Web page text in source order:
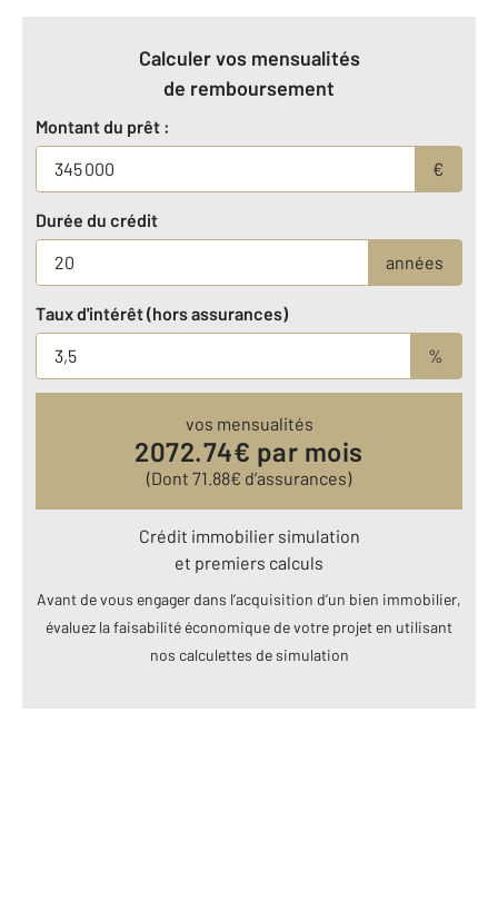
Calculer vos mensualités
de remboursement
Montant du prêt :
€
Durée du crédit
années
Taux d'intérêt (hors assurances)
%
vos mensualités
2072.74€ par mois
(Dont 71.88€ d’assurances)
Crédit immobilier simulation
et premiers calculs
Avant de vous engager dans l’acquisition d’un bien immobilier,
évaluez la faisabilité économique de votre projet en utilisant
nos calculettes de simulation